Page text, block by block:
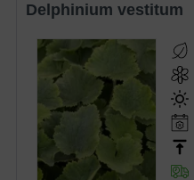
Delphinium vestitum